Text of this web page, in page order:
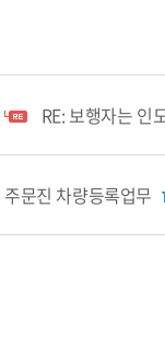
RE: 보행자는 인
주문진 차량등록업무